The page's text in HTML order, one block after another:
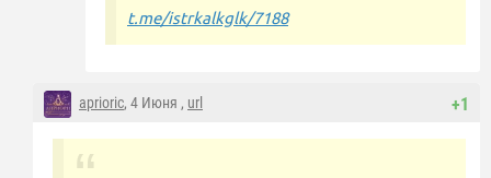
t.me/istrkalkglk/7188
+1
aprioric, 4 Июня , url